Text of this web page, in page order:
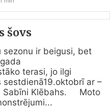
šovs
sezonu ir beigusi, bet
terasi, jo ilgi
ar –
Klēbahs.     Moto